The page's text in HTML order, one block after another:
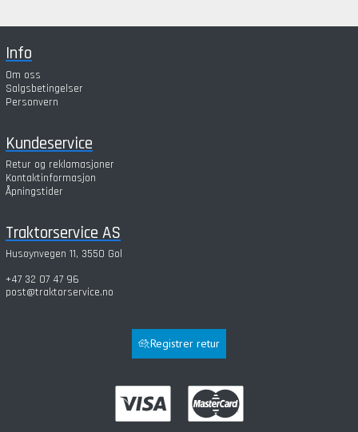
Info
Om oss
Salgsbetingelser
Personvern
Kundeservice
Retur og reklamasjoner
Kontaktinformasjon
Åpningstider
Traktorservice AS
Husøynvegen 11, 3550 Gol
+47 32 07 47 96
post@traktorservice.no
Registrer retur